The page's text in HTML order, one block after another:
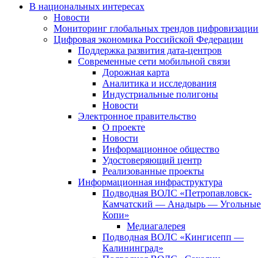
В национальных интересах
Новости
Мониторинг глобальных трендов цифровизации
Цифровая экономика Российской Федерации
Поддержка развития дата-центров
Современные сети мобильной связи
Дорожная карта
Аналитика и исследования
Индустриальные полигоны
Новости
Электронное правительство
О проекте
Новости
Информационное общество
Удостоверяющий центр
Реализованные проекты
Информационная инфраструктура
Подводная ВОЛС «Петропавловск-
Камчатский — Анадырь — Угольные
Копи»
Медиагалерея
Подводная ВОЛС «Кингисепп —
Калининград»